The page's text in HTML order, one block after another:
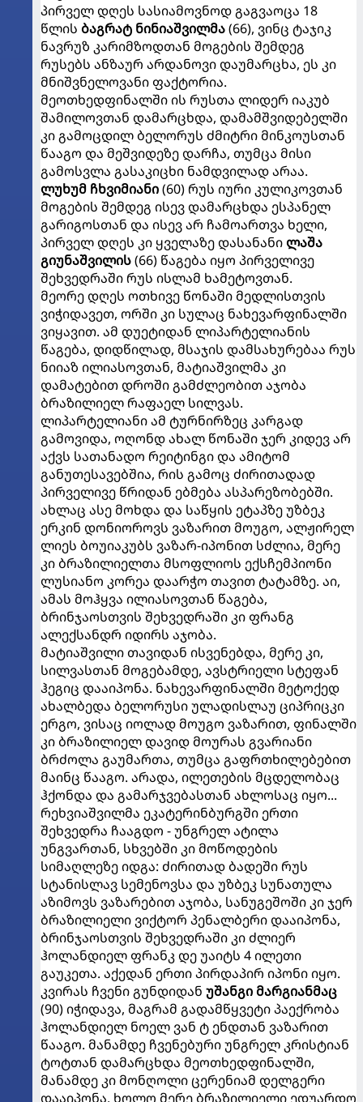
პირველ დღეს სასიამოვნოდ გაგვაოცა 18
წლის ბაგრატ ნინიაშვილმა(66), ვინც ტაჯიკ
ნავრუზ კარიმზოდთან მოგების შემდეგ
რუსებს ანზაურ არდანოვი დაუმარცხა, ეს კი
მნიშვნელოვანი ფაქტორია.
მეოთხედფინალში ის რუსთა ლიდერ იაკუბ
შამილოვთან დამარცხდა, დამამშვიდებელში
კი გამოცდილ ბელორუს ძმიტრი მინკოუსთან
წააგო და მეშვიდეზე დარჩა, თუმცა მისი
გამოსვლა გასაკიცხი ნამდვილად არაა.
ლუხუმ ჩხვიმიანი(60) რუს იური კულიკოვთან
მოგების შემდეგ ისევ დამარცხდა ესპანელ
გარიგოსთან და ისევ არ ჩამოართვა ხელი,
პირველ დღეს კი ყველაზე დასანანი ლაშა
გიუნაშვილის(66) წაგება იყო პირველივე
შეხვედრაში რუს ისლამ ხამეტოვთან.
მეორე დღეს ოთხივე წონაში მედლისთვის
ვიჭიდავეთ, ორში კი სულაც ნახევარფინალში
ვიყავით. ამ დუეტიდან ლიპარტელიანის
წაგება, დიდწილად, მსაჯის დამსახურებაა რუს
ნიიაზ ილიასოვთან, მატიაშვილმა კი
დამატებით დროში გამძლეობით აჯობა
ბრაზილიელ რაფაელ სილვას.
ლიპარტელიანი ამ ტურნირზეც კარგად
გამოვიდა, ოღონდ ახალ წონაში ჯერ კიდევ არ
აქვს სათანადო რეიტინგი და ამიტომ
განუთესავებშია, რის გამოც ძირითადად
პირველივე წრიდან ებმება ასპარეზობებში.
ახლაც ასე მოხდა და საწყის ეტაპზე უზბეკ
ერკინ დონიოროვს ვაზარით მოუგო, ალჟირელ
ლიეს ბოუიაკუბს ვაზარ-იპონით სძლია, მერე
კი ბრაზილიელთა მსოფლიოს ექსჩემპიონი
ლუსიანო კორეა დაარჭო თავით ტატამზე. აი,
ამას მოჰყვა ილიასოვთან წაგება,
ბრინჯაოსთვის შეხვედრაში კი ფრანგ
ალექსანდრ იდირს აჯობა.
მატიაშვილი თავიდან ისვენებდა, მერე კი,
სილვასთან მოგებამდე, ავსტრიელი სტეფან
ჰეგიც დააიპონა. ნახევარფინალში მეტოქედ
ახალბედა ბელორუსი ულადისლაუ ციპრიცკი
ერგო, ვისაც იოლად მოუგო ვაზარით, ფინალში
კი ბრაზილიელ დავიდ მოურას გვარიანი
ბრძოლა გაუმართა, თუმცა გაფრთხილებებით
მაინც წააგო. არადა, ილეთების მცდელობაც
ჰქონდა და გამარჯვებასთან ახლოსაც იყო...
რეხვიაშვილმა ეკატერინბურგში ერთი
შეხვედრა ჩააგდო - უნგრელ ატილა
უნგვართან, სხვებში კი მოწოდების
სიმაღლეზე იდგა: ძირითად ბადეში რუს
სტანისლავ სემენოვსა და უზბეკ სუნათულა
აზიმოვს ვაზარებით აჯობა, სანუგეშოში კი ჯერ
ბრაზილიელი ვიქტორ პენალბერი დააიპონა,
ბრინჯაოსთვის შეხვედრაში კი ძლიერ
ჰოლანდიელ ფრანკ დე უაიტს 4 ილეთი
გაუკეთა. აქედან ერთი პირდაპირ იპონი იყო.
კვირას ჩვენი გუნდიდან უშანგი მარგიანმაც
(90) იჭიდავა, მაგრამ გადამწყვეტი პაექრობა
ჰოლანდიელ ნოელ ვან ტ ენდთან ვაზარით
წააგო. მანამდე ჩვენებური უნგრელ კრისტიან
ტოტთან დამარცხდა მეოთხედფინალში,
მანამდე კი მონღოლი ცერენიამ დელგერი
დააიპონა, ხოლო მერე ბრაზილიელი ედუარდო